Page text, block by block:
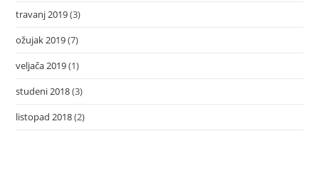
travanj 2019(3)
ožujak 2019(7)
veljača 2019(1)
studeni 2018(3)
listopad 2018(2)